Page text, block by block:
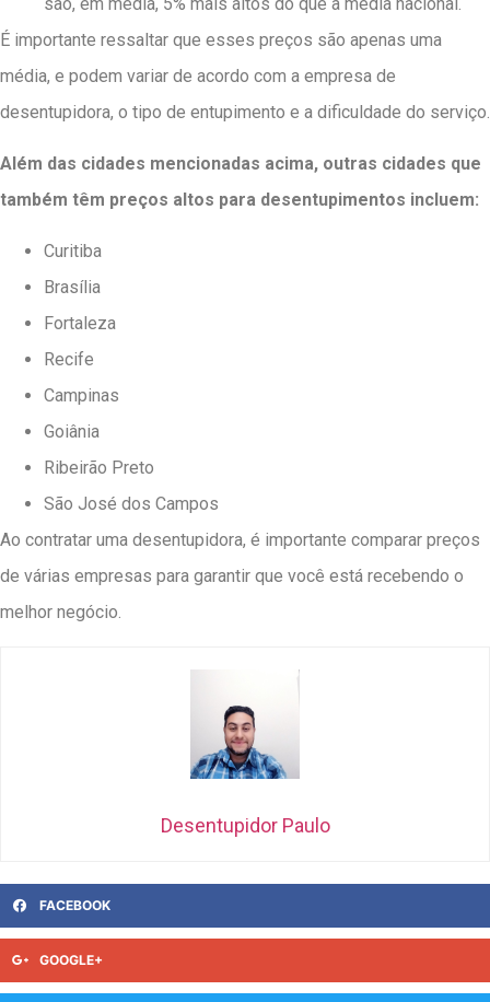
É importante ressaltar que esses preços são apenas uma
média, e podem variar de acordo com a empresa de
desentupidora, o tipo de entupimento e a dificuldade do serviço.
Além das cidades mencionadas acima, outras cidades que
também têm preços altos para desentupimentos incluem:
Curitiba
Brasília
Fortaleza
Recife
Campinas
Goiânia
Ribeirão Preto
São José dos Campos
Ao contratar uma desentupidora, é importante comparar preços
de várias empresas para garantir que você está recebendo o
melhor negócio.
Desentupidor Paulo
FACEBOOK
GOOGLE+